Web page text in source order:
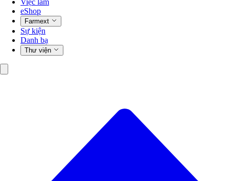
Việc làm
eShop
Farmext
Sự kiện
Danh bạ
Thư viện